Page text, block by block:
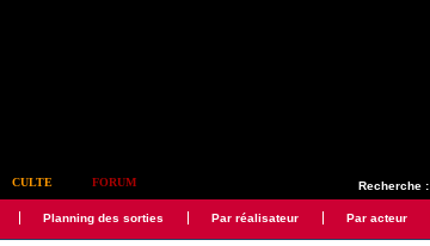
Recherche :
CULTE FORUM
Planning des sorties Par réalisateur Par acteur